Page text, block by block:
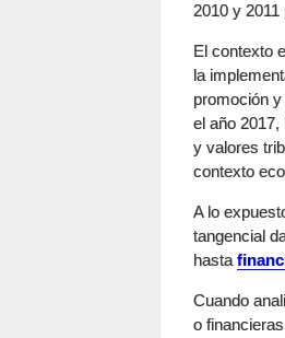
2010 y
El contexto
la
promoción
el año
y valores
contexto
A lo
tangencial
hasta
Cuando
o